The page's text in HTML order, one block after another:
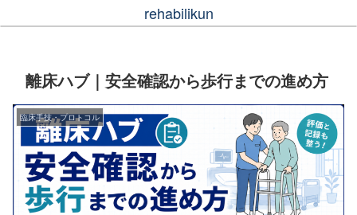
rehabilikun
離床ハブ｜安全確認から歩行までの進め方
臨床手技・プロトコル